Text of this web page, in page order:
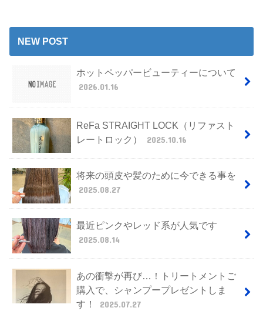
NEW POST
ホットペッパービューティーについて
2026.01.16
ReFa STRAIGHT LOCK（リファスト
レートロック）
2025.10.16
将来の頭皮や髪のために今できる事を
2025.08.27
最近ピンクやレッド系が人気です
2025.08.14
あの衝撃が再び…！トリートメントご
購入で、シャンプープレゼントしま
す！
2025.07.27